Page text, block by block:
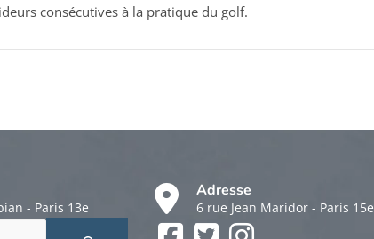
consécutives à la pratique du golf.
- Paris 13e
Adresse
6 rue Jean Maridor - Paris 15e
Facebook